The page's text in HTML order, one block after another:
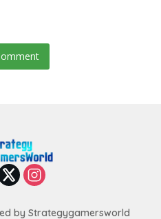
by Strategygamersworld